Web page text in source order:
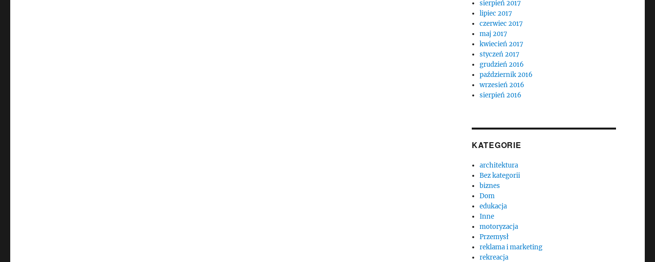
sierpień 2017
lipiec 2017
czerwiec 2017
maj 2017
kwiecień 2017
styczeń 2017
grudzień 2016
październik 2016
wrzesień 2016
sierpień 2016
KATEGORIE
architektura
Bez kategorii
biznes
Dom
edukacja
Inne
motoryzacja
Przemysł
reklama i marketing
rekreacja